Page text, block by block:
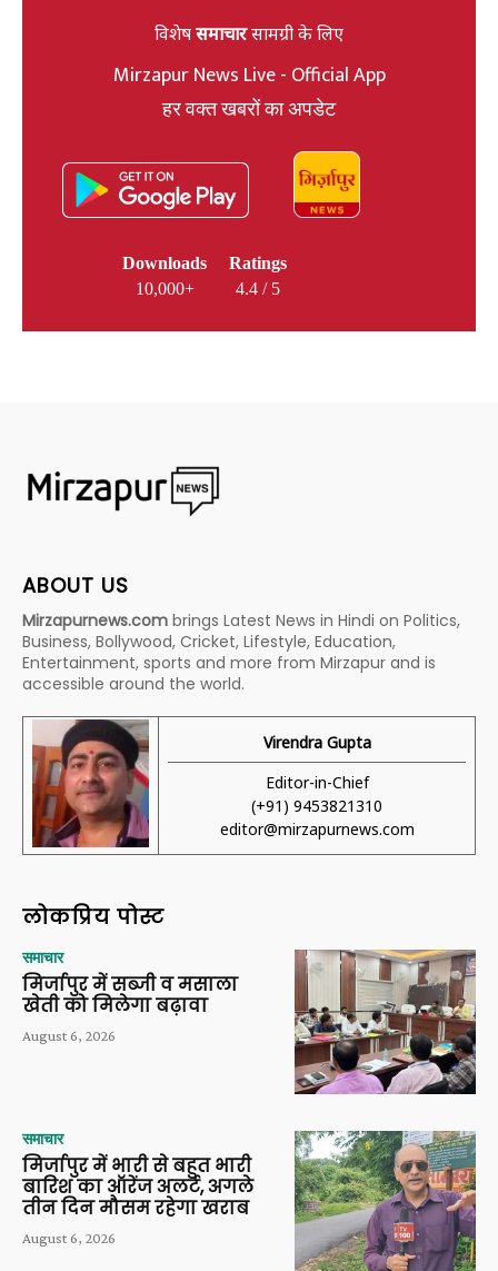
विशेषसमाचारसामग्री के लिए
Mirzapur News Live - Official App
हर वक्त खबरों का अपडेट
Downloads
10,000+
Ratings
4.4 / 5
ABOUT US
Mirzapurnews.com brings Latest News in Hindi on Politics,
Business, Bollywood, Cricket, Lifestyle, Education,
Entertainment, sports and more from Mirzapur and is
accessible around the world.
Virendra Gupta
Editor-in-Chief
(+91) 9453821310
editor@mirzapurnews.com
लोकप्रिय पोस्ट
समाचार
मिर्जापुर में सब्जी व मसाला
खेती को मिलेगा बढ़ावा
August 6, 2026
समाचार
मिर्जापुर में भारी से बहुत भारी
बारिश का ऑरेंज अलर्ट, अगले
तीन दिन मौसम रहेगा खराब
August 6, 2026